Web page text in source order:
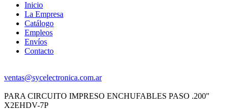
Inicio
La Empresa
Catálogo
Empleos
Envíos
Contacto
ventas@sycelectronica.com.ar
PARA CIRCUITO IMPRESO ENCHUFABLES PASO .200"
X2EHDV-7P